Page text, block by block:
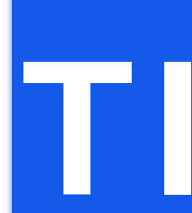
TI